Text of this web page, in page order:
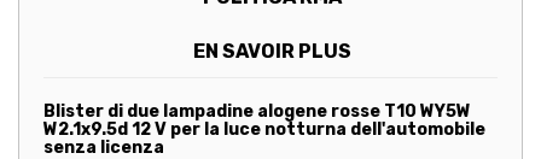
EN SAVOIR PLUS
Blister di due lampadine alogene rosse T10 WY5W
W2.1x9.5d 12 V per la luce notturna dell'automobile
senza licenza